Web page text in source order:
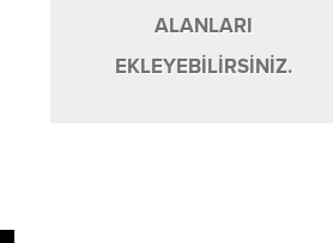
ALANLARI
EKLEYEBİLİRSİNİZ.